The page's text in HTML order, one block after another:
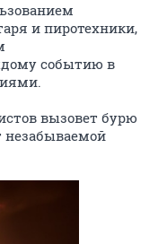
и пиротехники,
событию в
вызовет бурю